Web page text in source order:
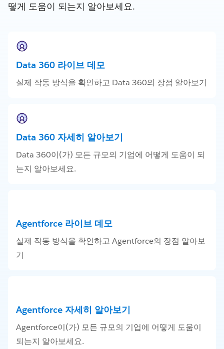
떻게 도움이 되는지 알아보세요.
Data 360 라이브 데모
실제 작동 방식을 확인하고 Data 360의 장점 알아보기
Data 360 자세히 알아보기
Data 360이(가) 모든 규모의 기업에 어떻게 도움이 되
는지 알아보세요.
Agentforce 라이브 데모
실제 작동 방식을 확인하고 Agentforce의 장점 알아보
기
Agentforce 자세히 알아보기
Agentforce이(가) 모든 규모의 기업에 어떻게 도움이
되는지 알아보세요.